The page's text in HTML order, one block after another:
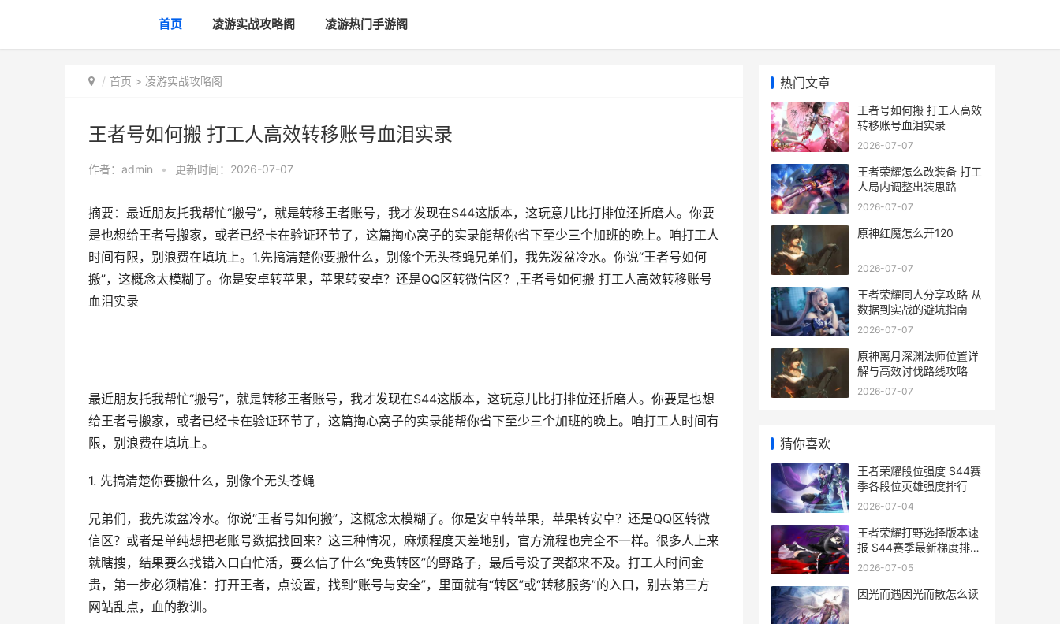
首页 凌游实战攻略阁 凌游热门手游阁
首页 > 凌游实战攻略阁
王者号如何搬 打工人高效转移账号血泪实录
作者： admin • 更新时间：2026-07-07
摘要：最近朋友托我帮忙“搬号”，就是转移王者账号，我才发现在S44这版本，这玩意儿比打排位还折磨人。你要
是也想给王者号搬家，或者已经卡在验证环节了，这篇掏心窝子的实录能帮你省下至少三个加班的晚上。咱打工人
时间有限，别浪费在填坑上。1.先搞清楚你要搬什么，别像个无头苍蝇兄弟们，我先泼盆冷水。你说“王者号如何
搬”，这概念太模糊了。你是安卓转苹果，苹果转安卓？还是QQ区转微信区？,王者号如何搬 打工人高效转移账号
血泪实录
最近朋友托我帮忙“搬号”，就是转移王者账号，我才发现在S44这版本，这玩意儿比打排位还折磨人。你要是也想
给王者号搬家，或者已经卡在验证环节了，这篇掏心窝子的实录能帮你省下至少三个加班的晚上。咱打工人时间有
限，别浪费在填坑上。
1. 先搞清楚你要搬什么，别像个无头苍蝇
兄弟们，我先泼盆冷水。你说“王者号如何搬”，这概念太模糊了。你是安卓转苹果，苹果转安卓？还是QQ区转微
信区？或者是单纯想把老账号数据找回来？这三种情况，麻烦程度天差地别，官方流程也完全不一样。很多人上来
就瞎搜，结果要么找错入口白忙活，要么信了什么“免费转区”的野路子，最后号没了哭都来不及。打工人时间金
贵，第一步必须精准：打开王者，点设置，找到“账号与安全”，里面就有“转区”或“转移服务”的入口，别去第三方
网站乱点，血的教训。
热门文章
王者号如何搬 打工人高效
转移账号血泪实录
2026-07-07
王者荣耀怎么改装备 打工
人局内调整出装思路
2026-07-07
原神红魔怎么开120
2026-07-07
王者荣耀同人分享攻略 从
数据到实战的避坑指南
2026-07-07
原神离月深渊法师位置详
解与高效讨伐路线攻略
2026-07-07
猜你喜欢
王者荣耀段位强度 S44赛
季各段位英雄强度排行
2026-07-04
王者荣耀打野选择版本速
报 S44赛季最新梯度排名
与出装趋势
2026-07-05
因光而遇因光而散怎么读